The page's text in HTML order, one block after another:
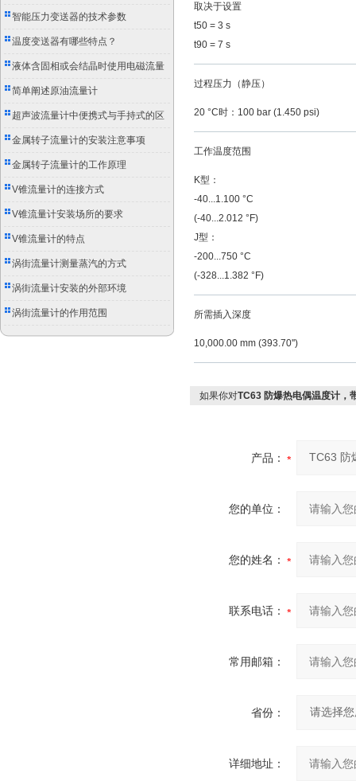
景应用实践
智能压力变送器的技术参数
温度变送器有哪些特点？
液体含固相或会结晶时使用电磁流量
计的注意事项
简单阐述原油流量计
超声波流量计中便携式与手持式的区
别
金属转子流量计的安装注意事项
金属转子流量计的工作原理
V锥流量计的连接方式
V锥流量计安装场所的要求
V锥流量计的特点
涡街流量计测量蒸汽的方式
涡街流量计安装的外部环境
涡街流量计的作用范围
取决于设置
t50 = 3 s
t90 = 7 s
过程压力（静压）
20 °C时：100 bar (1.450 psi)
工作温度范围
K型：
-40...1.100 °C
(-40...2.012 °F)
J型：
-200...750 °C
(-328...1.382 °F)
所需插入深度
10,000.00 mm (393.70'')
如果你对TC63 防爆热电偶温度计，
产品：
您的单位：
您的姓名：
联系电话：
常用邮箱：
省份：
详细地址：